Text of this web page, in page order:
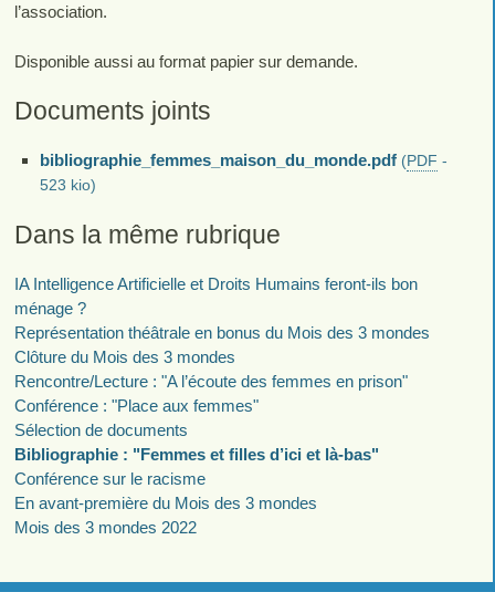
l’association.
Disponible aussi au format papier sur demande.
Documents joints
bibliographie_femmes_maison_du_monde.pdf (PDF -
523 kio)
Dans la même rubrique
IA Intelligence Artificielle et Droits Humains feront-ils bon
ménage ?
Représentation théâtrale en bonus du Mois des 3 mondes
Clôture du Mois des 3 mondes
Rencontre/Lecture : "A l’écoute des femmes en prison"
Conférence : "Place aux femmes"
Sélection de documents
Bibliographie : "Femmes et filles d’ici et là-bas"
Conférence sur le racisme
En avant-première du Mois des 3 mondes
Mois des 3 mondes 2022